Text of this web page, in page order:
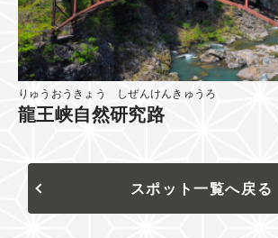
りゅうおうきょう しぜんけんきゅうろ
龍王峡自然研究路
スポット一覧へ戻る